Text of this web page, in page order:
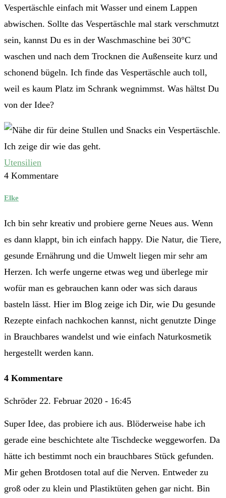
Vespertäschle einfach mit Wasser und einem Lappen
abwischen. Sollte das Vespertäschle mal stark verschmutzt
sein, kannst Du es in der Waschmaschine bei 30°C
waschen und nach dem Trocknen die Außenseite kurz und
schonend bügeln. Ich finde das Vespertäschle auch toll,
weil es kaum Platz im Schrank wegnimmst. Was hältst Du
von der Idee?
Utensilien
4 Kommentare
Elke
Ich bin sehr kreativ und probiere gerne Neues aus. Wenn
es dann klappt, bin ich einfach happy. Die Natur, die Tiere,
gesunde Ernährung und die Umwelt liegen mir sehr am
Herzen. Ich werfe ungerne etwas weg und überlege mir
wofür man es gebrauchen kann oder was sich daraus
basteln lässt. Hier im Blog zeige ich Dir, wie Du gesunde
Rezepte einfach nachkochen kannst, nicht genutzte Dinge
in Brauchbares wandelst und wie einfach Naturkosmetik
hergestellt werden kann.
4 Kommentare
Schröder 22. Februar 2020 - 16:45
Super Idee, das probiere ich aus. Blöderweise habe ich
gerade eine beschichtete alte Tischdecke weggeworfen. Da
hätte ich bestimmt noch ein brauchbares Stück gefunden.
Mir gehen Brotdosen total auf die Nerven. Entweder zu
groß oder zu klein und Plastiktüten gehen gar nicht. Bin